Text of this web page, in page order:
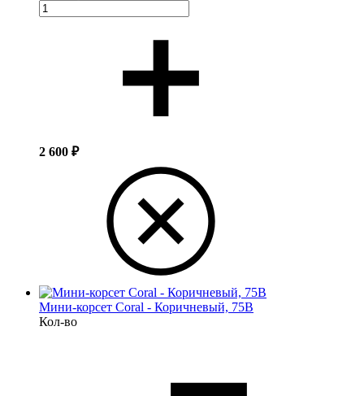
2 600 ₽
Мини-корсет Coral - Коричневый, 75B
Кол-во